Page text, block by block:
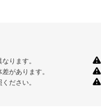
ります。
があります。
ださい。